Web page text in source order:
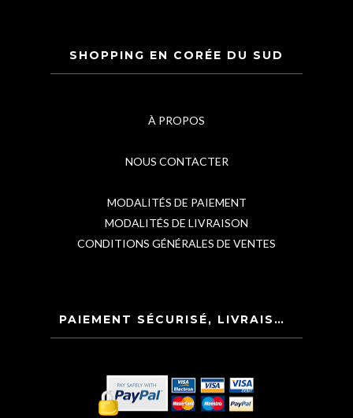
SHOPPING EN CORÉE DU SUD
À PROPOS
NOUS CONTACTER
MODALITÉS DE PAIEMENT
MODALITÉS DE LIVRAISON
CONDITIONS GÉNÉRALES DE VENTES
PAIEMENT SÉCURISÉ, LIVRAISON